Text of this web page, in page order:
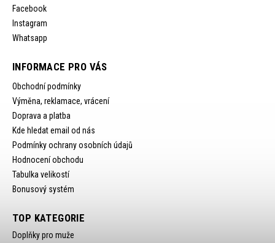
Facebook
Instagram
Whatsapp
INFORMACE PRO VÁS
Obchodní podmínky
Výměna, reklamace, vrácení
Doprava a platba
Kde hledat email od nás
Podmínky ochrany osobních údajů
Hodnocení obchodu
Tabulka velikostí
Bonusový systém
TOP KATEGORIE
Doplňky pro muže